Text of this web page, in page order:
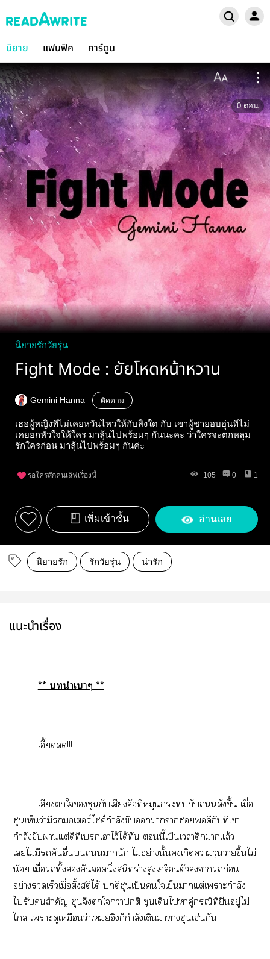
นิยาย แฟนฟิค การ์ตูน
0 ตอน
นิยายรักวัยรุ่น
Fight Mode : ยัยโหดหน้าหวาน
Gemini Hanna ติดตาม
เธอผู้หญิงที่ไม่เคยหวั่นไหวให้กับสิ่งใด กับ เขาผู้ชายอบอุ่นที่ไม่
เคยยกหัวใจให้ใคร มาลุ้นไปพร้อมๆ กันนะคะ ว่าใครจะตกหลุม
รักใครก่อน มาลุ้นไปพร้อมๆ กันค่ะ
รอใครสักคนเลิฟเรื่องนี้ 105 0 1
เพิ่มเข้าชั้น อ่านเลย
นิยายรัก รักวัยรุ่น น่ารัก
แนะนำเรื่อง
** นำเาๆ **
เอี้ยดดด!!!
เสียงใชุนกับเสียงล้อที่หมุนะกับดังขึ้น เมื่อ
ชุนเห็นว่ามีมอเตอร์ไซค์กำลังขับาาดีกับที่เา
กำลังขับผ่านแต่ดีที่เเาไว้ได้ทัน นี้เป็นเาดึกาแล้ว
เไม่มีคันอื่นานัก ไม่อย่างนั้นเกิดาวุ่นวายขึ้นไม่
น้อย เมื่อทั้งคันนิ่งสนิทร่างสูงเคลื่อนตัวาก่อน
อย่างรวดเร็วเมื่อตั้งสติได้ ติชุนเป็นใเย็นาแต่เาะกำลัง
ไรับสำคัญ ชุนจึงใกว่าติ ชุนเดินไาคู่กรณีที่ยืนอยู่ไม่
ไ เาะดูเหมือนว่าเหม่ยอิงก็กำลังเดินาางชุนเช่นกัน